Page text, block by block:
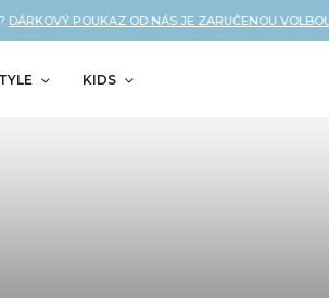
DÁRKOVÝ POUKAZ OD NÁS JE ZARUČENOU VOLBOU!
KIDS